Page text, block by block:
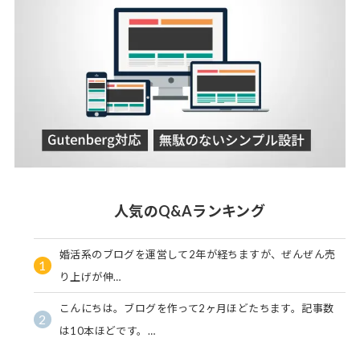
人気のQ&Aランキング
1
婚活系のブログを運営して2年が経ちますが、ぜんぜん売
り上げが伸…
2
こんにちは。ブログを作って2ヶ月ほどたちます。記事数
は10本ほどです。…